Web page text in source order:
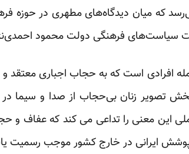
فرهنگی دولت محمود احمدی‌نژاد
افرادی است که به حجاب اجباری معتقد و
ملی این معنی را تداعی می کند که عفاف
پوشش ایرانی در خارج کشور موجب رسمیت